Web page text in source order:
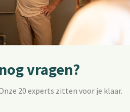
vragen?
20 experts zitten voor je klaar.